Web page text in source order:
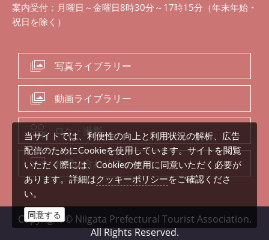
案内受付：月曜日～金曜日8時30分～17時15分（年末年始・
祝日を除く）
写真ライブラリー
動画ライブラリー
ロケ・撮影
お問い合わせフォーム
Copyright © Niigata Prefectural Tourist Association.
All Rights Reserved.
当サイトでは、利便性の向上と利用状況の解析、広告
配信のためにCookieを使用しています。サイトを閲覧
いただく際には、Cookieの使用に同意いただく必要が
あります。詳細はクッキーポリシーをご確認くださ
い。
同意する